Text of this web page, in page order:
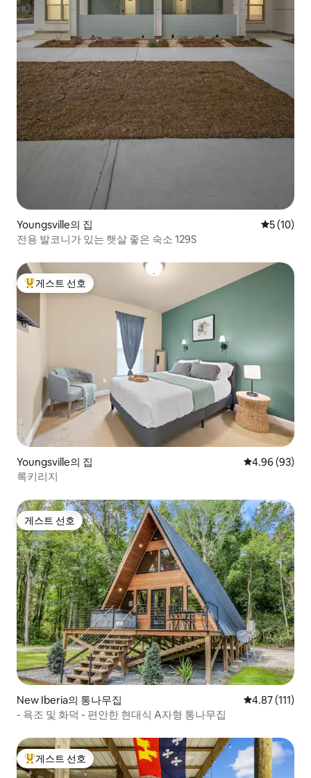
Youngsville의 집 평점 5점
5 (10)
전용 발코니가 있는 햇살 좋은 숙소 129S
상위 게스트 선호
게스트 선호
Youngsville의 집 평점 4.96점(5
4.96 (93)
록키리지
게스트 선호
게스트 선호
New Iberia의 통나무집 평점 4.87점(5
4.87 (111)
- 욕조 및 화덕 - 편안한 현대식 A자형 통나무집
상위 게스트 선호
게스트 선호